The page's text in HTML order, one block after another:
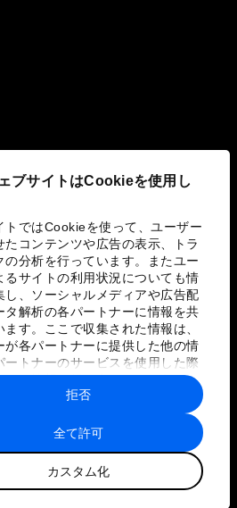
ブサイトはCookieを使用し
トではCookieを使って、ユーザー
たコンテンツや広告の表示、トラ
の分析を行っています。またユー
るサイトの利用状況についても情
し、ソーシャルメディアや広告配
タ解析の各パートナーに情報を共
ます。ここで収集された情報は、
が各パートナーに提供した他の情
ートナーのサービスを使用した際
れた情報と組み合わされ、各パー
よって使用されることがありま
全て許可
カスタム化
拒否
り組み
ポリシーと利用規約
サイトマップ
世界経済フォーラム